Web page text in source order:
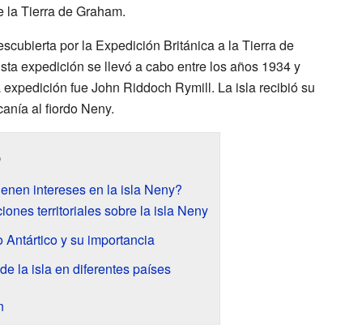
la Tierra de Graham.
por la Expedición Británica a la Tierra de
expedición se llevó a cabo entre los años 1934 y
fue John Riddoch Rymill. La isla recibió su
al fiordo Neny.
intereses en la isla Neny?
territoriales sobre la isla Neny
Antártico y su importancia
la isla en diferentes países